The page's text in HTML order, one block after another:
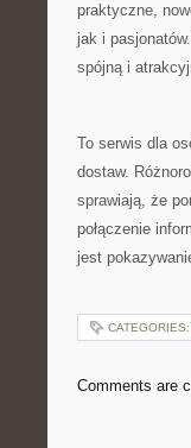
praktyczne,
jak i
spójną i
To serwis dla
dostaw.
sprawiają, że
połączenie
jest
CATEGORIES:
Comments are